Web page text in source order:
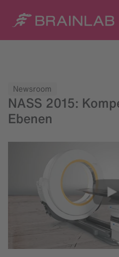
Newsroom
NASS 2015:
Ebenen